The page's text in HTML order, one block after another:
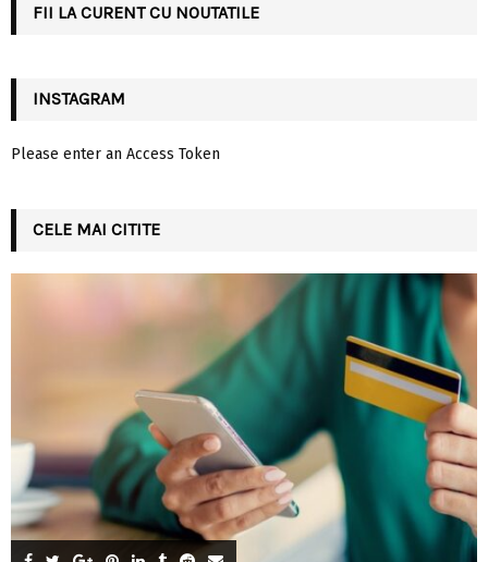
FII LA CURENT CU NOUTATILE
INSTAGRAM
Please enter an Access Token
CELE MAI CITITE